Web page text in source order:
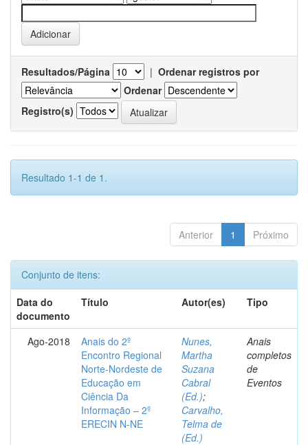
Resultados/Página | Ordenar registros por
Ordenar
Registro(s)
Resultado 1-1 de 1.
Anterior 1 Próximo
Conjunto de itens:
Data do
documento
Título Autor(es) Tipo
Ago-2018
Anais do 2º
Encontro Regional
Norte-Nordeste de
Educação em
Ciência Da
Informação – 2º
ERECIN N-NE
Nunes,
Martha
Suzana
Cabral
(Ed.);
Carvalho,
Telma de
(Ed.)
Anais
completos
de
Eventos